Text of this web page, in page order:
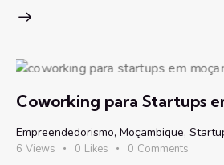
Coworking para Startups
Empreendedorismo, Moçambique,
6 Views 0 Likes 0 Comments